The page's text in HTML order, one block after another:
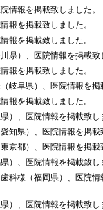
情報を掲載致しました。
報を掲載致しました。
報を掲載致しました。
県）、医院情報を掲載致
報を掲載致しました。
岐阜県）、医院情報を掲
報を掲載致しました。
）、医院情報を掲載致し
知県）、医院情報を掲載
京都）、医院情報を掲載
）、医院情報を掲載致し
科様（福岡県）、医院
）、医院情報を掲載致し